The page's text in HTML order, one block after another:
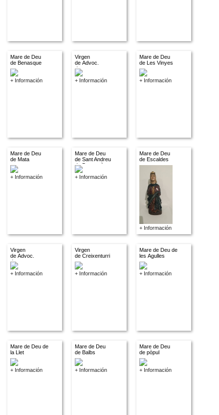
Mare de Deu
de Benasque
+ Información
Virgen
de Advoc.
descon.
+ Información
Mare de Deu
de Les Vinyes
+ Información
Mare de Deu
de Mata
+ Información
Mare de Deu
de Sant Andreu
de Bastrecà
+ Información
Mare de Deu
de Escaldes
+ Información
Virgen
de Advoc.
descon.
+ Información
Virgen
de Creixenturri
+ Información
Mare de Deu de
les Agulles
+ Información
Mare de Deu de
la Llet
+ Información
Mare de Deu
de Balbs
+ Información
Mare de Deu
de pòpul
+ Información